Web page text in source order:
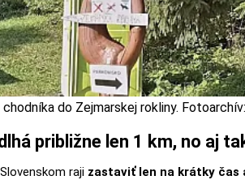
do Zejmarskej rokliny.
približne len 1 km, no aj
raji zastaviť len na krátky čas